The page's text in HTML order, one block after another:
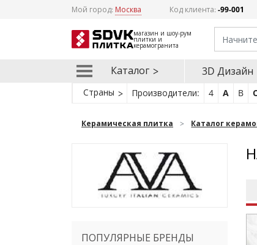
Мой город: Москва Код клиента:-99-001
магазин и шоу-рум
плитки и
керамогранита
Каталог 3D Дизайн
Страны Производители: 4 A B
Керамическая плитка Каталог
ПОПУЛЯРНЫЕ БРЕНДЫ